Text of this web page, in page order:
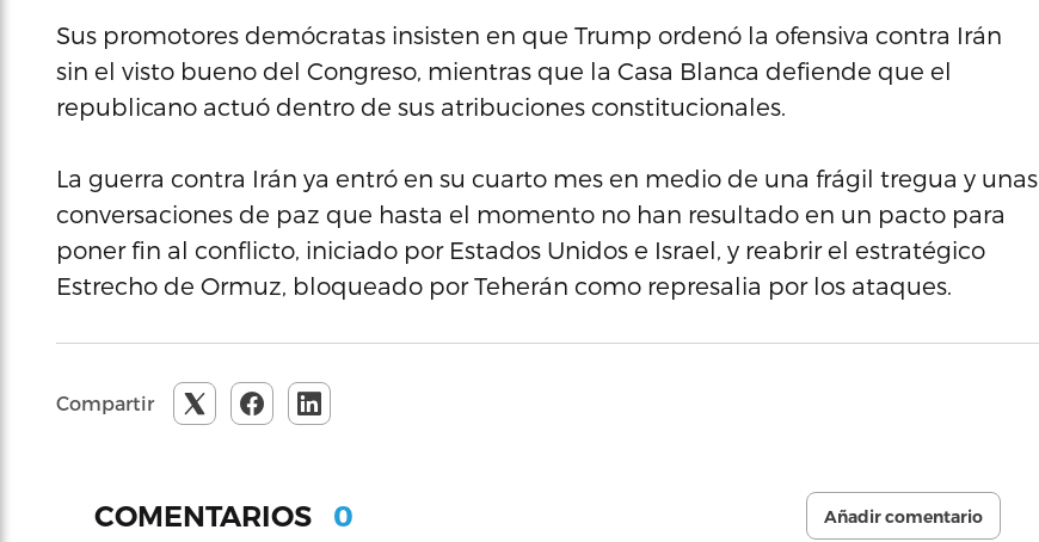
Sus promotores demócratas insisten en que Trump ordenó la ofensiva contra Irán
sin el visto bueno del Congreso, mientras que la Casa Blanca defiende que el
republicano actuó dentro de sus atribuciones constitucionales.
La guerra contra Irán ya entró en su cuarto mes en medio de una frágil tregua y unas
conversaciones de paz que hasta el momento no han resultado en un pacto para
poner fin al conflicto, iniciado por Estados Unidos e Israel, y reabrir el estratégico
Estrecho de Ormuz, bloqueado por Teherán como represalia por los ataques.
Compartir
COMENTARIOS 0 Añadir comentario